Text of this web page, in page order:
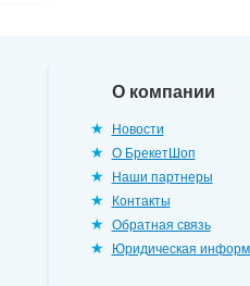
О компании
Новости
О БрекетШоп
Наши партнеры
Контакты
Обратная связь
Юридическая